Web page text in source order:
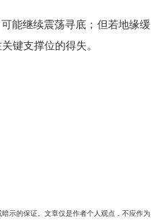
能继续震荡寻底；但若地缘缓
键支撑位的得失。
示的保证。文章仅是作者个人观点，不应作为